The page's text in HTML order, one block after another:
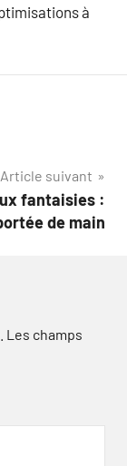
à
Article suivant
fantaisies :
de main
Les champs